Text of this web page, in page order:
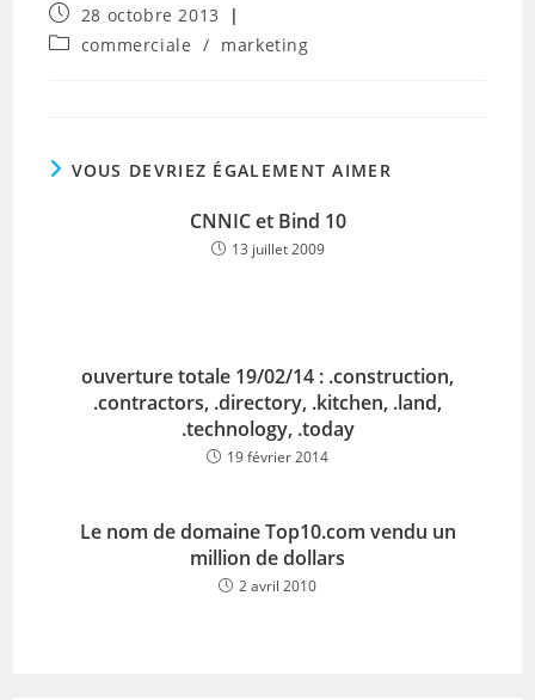
Publication
publiée :
28 octobre 2013
Postcommerciale / marketing
VOUS DEVRIEZ ÉGALEMENT AIMER
CNNIC et Bind 10
13 juillet 2009
ouverture totale 19/02/14 : .construction,
.contractors, .directory, .kitchen, .land,
.technology, .today
19 février 2014
Le nom de domaine Top10.com vendu un
million de dollars
2 avril 2010